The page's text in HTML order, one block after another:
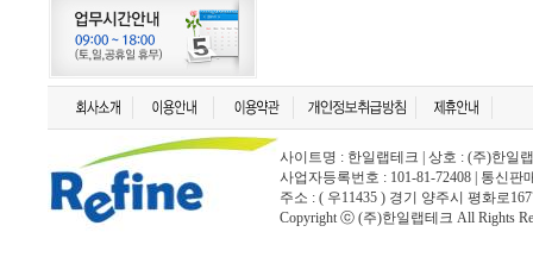
사이트명 : 한일랩테크 | 상호 : (주)한일
사업자등록번호 : 101-81-72408 | 통신
주소 : ( 우11435 ) 경기 양주시 평화로
Copyright ⓒ (주)한일랩테크 All Rights